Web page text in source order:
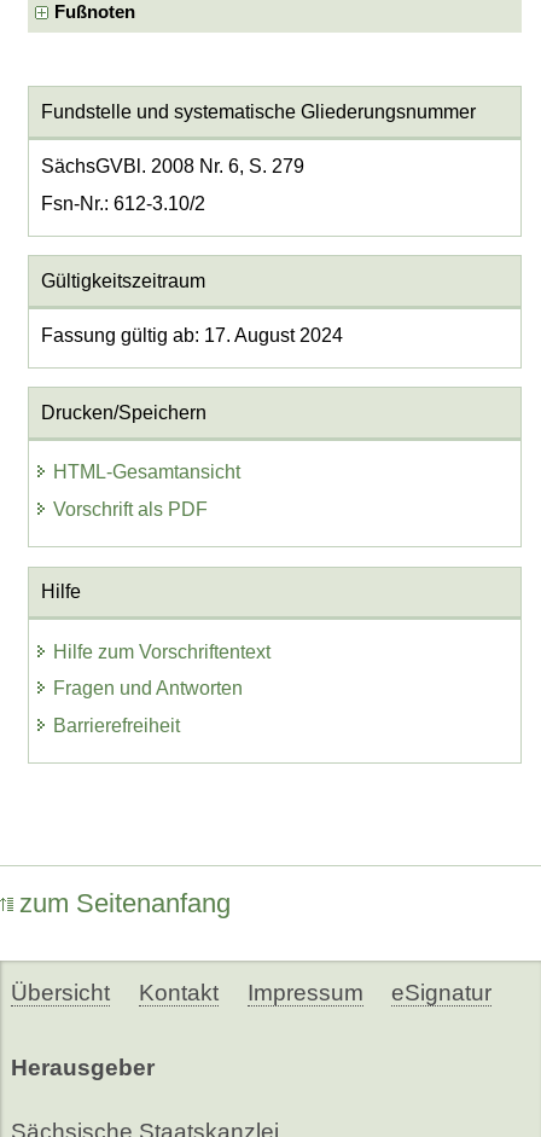
Fußnoten
Fundstelle und systematische Gliederungsnummer
SächsGVBl. 2008 Nr. 6, S. 279
Fsn-Nr.: 612-3.10/2
Gültigkeitszeitraum
Fassung gültig ab: 17. August 2024
Drucken/Speichern
HTML-Gesamtansicht
Vorschrift als PDF
Hilfe
Hilfe zum Vorschriftentext
Fragen und Antworten
Barrierefreiheit
zum Seitenanfang
Übersicht Kontakt Impressum eSignatur
Herausgeber
Sächsische Staatskanzlei